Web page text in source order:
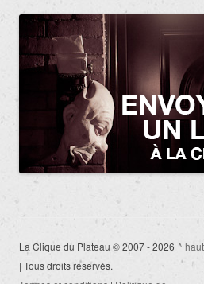
La Clique du Plateau © 2007 - 2026
| Tous droits réservés.
^